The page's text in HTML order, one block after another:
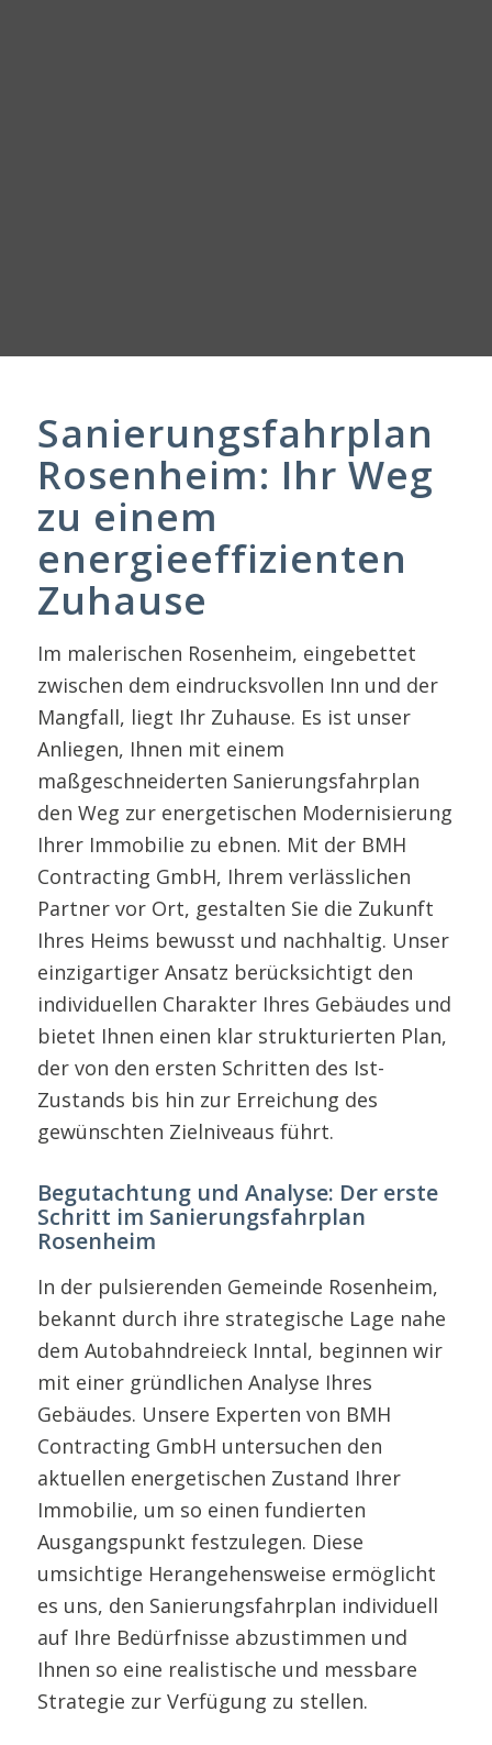
Sanierungsfahrplan
Rosenheim: Ihr Weg
zu einem
energieeffizienten
Zuhause
Im malerischen Rosenheim, eingebettet
zwischen dem eindrucksvollen Inn und der
Mangfall, liegt Ihr Zuhause. Es ist unser
Anliegen, Ihnen mit einem
maßgeschneiderten Sanierungsfahrplan
den Weg zur energetischen Modernisierung
Ihrer Immobilie zu ebnen. Mit der BMH
Contracting GmbH, Ihrem verlässlichen
Partner vor Ort, gestalten Sie die Zukunft
Ihres Heims bewusst und nachhaltig. Unser
einzigartiger Ansatz berücksichtigt den
individuellen Charakter Ihres Gebäudes und
bietet Ihnen einen klar strukturierten Plan,
der von den ersten Schritten des Ist-
Zustands bis hin zur Erreichung des
gewünschten Zielniveaus führt.
Begutachtung und Analyse: Der erste
Schritt im Sanierungsfahrplan
Rosenheim
In der pulsierenden Gemeinde Rosenheim,
bekannt durch ihre strategische Lage nahe
dem Autobahndreieck Inntal, beginnen wir
mit einer gründlichen Analyse Ihres
Gebäudes. Unsere Experten von BMH
Contracting GmbH untersuchen den
aktuellen energetischen Zustand Ihrer
Immobilie, um so einen fundierten
Ausgangspunkt festzulegen. Diese
umsichtige Herangehensweise ermöglicht
es uns, den Sanierungsfahrplan individuell
auf Ihre Bedürfnisse abzustimmen und
Ihnen so eine realistische und messbare
Strategie zur Verfügung zu stellen.